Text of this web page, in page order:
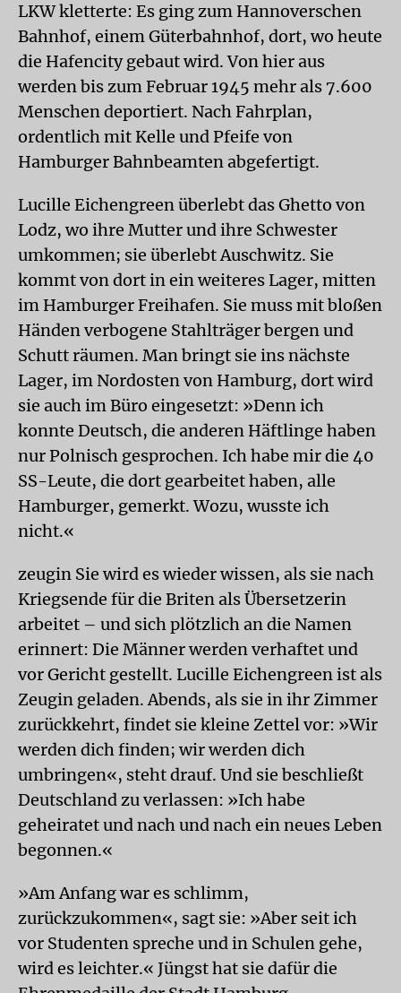
LKW kletterte: Es ging zum Hannoverschen
Bahnhof, einem Güterbahnhof, dort, wo heute
die Hafencity gebaut wird. Von hier aus
werden bis zum Februar 1945 mehr als 7.600
Menschen deportiert. Nach Fahrplan,
ordentlich mit Kelle und Pfeife von
Hamburger Bahnbeamten abgefertigt.
Lucille Eichengreen überlebt das Ghetto von
Lodz, wo ihre Mutter und ihre Schwester
umkommen; sie überlebt Auschwitz. Sie
kommt von dort in ein weiteres Lager, mitten
im Hamburger Freihafen. Sie muss mit bloßen
Händen verbogene Stahlträger bergen und
Schutt räumen. Man bringt sie ins nächste
Lager, im Nordosten von Hamburg, dort wird
sie auch im Büro eingesetzt: »Denn ich
konnte Deutsch, die anderen Häftlinge haben
nur Polnisch gesprochen. Ich habe mir die 40
SS-Leute, die dort gearbeitet haben, alle
Hamburger, gemerkt. Wozu, wusste ich
nicht.«
zeugin Sie wird es wieder wissen, als sie nach
Kriegsende für die Briten als Übersetzerin
arbeitet – und sich plötzlich an die Namen
erinnert: Die Männer werden verhaftet und
vor Gericht gestellt. Lucille Eichengreen ist als
Zeugin geladen. Abends, als sie in ihr Zimmer
zurückkehrt, findet sie kleine Zettel vor: »Wir
werden dich finden; wir werden dich
umbringen«, steht drauf. Und sie beschließt
Deutschland zu verlassen: »Ich habe
geheiratet und nach und nach ein neues Leben
begonnen.«
»Am Anfang war es schlimm,
zurückzukommen«, sagt sie: »Aber seit ich
vor Studenten spreche und in Schulen gehe,
wird es leichter.« Jüngst hat sie dafür die